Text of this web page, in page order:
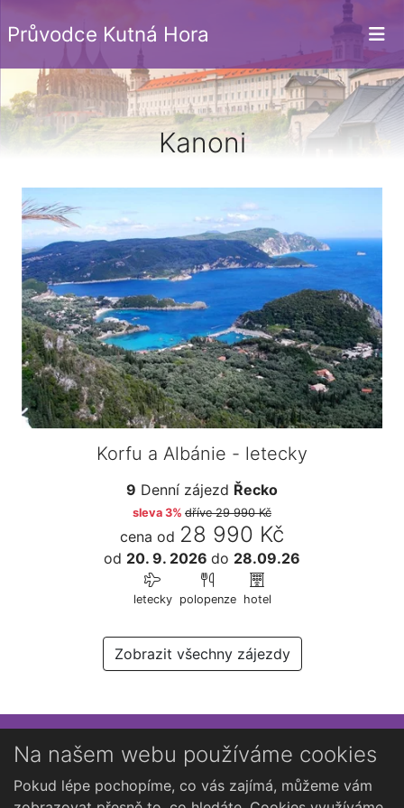
Průvodce Kutná Hora
Kanoni
Korfu a Albánie - letecky
9 Denní zájezd Řecko
sleva 3% dříve29 990 Kč
cena od 28 990 Kč
od 20. 9. 2026 do 28.09.26
letecky polopenze hotel
Zobrazit všechny zájezdy
Přihlaste se k newsletteru
Chcete dostávat občasné novinky o Kutné Hoře?
Na našem webu používáme cookies
Pokud lépe pochopíme, co vás zajímá, můžeme vám